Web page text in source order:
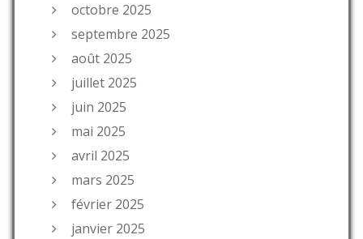
octobre 2025
septembre 2025
août 2025
juillet 2025
juin 2025
mai 2025
avril 2025
mars 2025
février 2025
janvier 2025